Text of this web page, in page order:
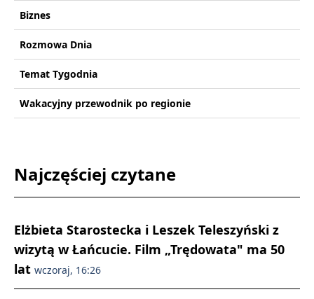
Biznes
Rozmowa Dnia
Temat Tygodnia
Wakacyjny przewodnik po regionie
Najczęściej czytane
Elżbieta Starostecka i Leszek Teleszyński z
wizytą w Łańcucie. Film „Trędowata" ma 50
lat wczoraj, 16:26